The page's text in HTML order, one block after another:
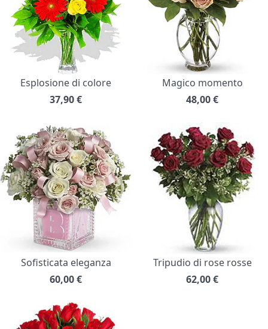
Esplosione di colore
37,90€
Magico momento
48,00€
Sofisticata eleganza
60,00€
Tripudio di rose rosse
62,00€